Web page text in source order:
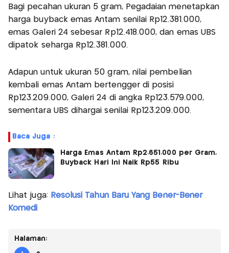
Bagi pecahan ukuran 5 gram, Pegadaian menetapkan
harga buyback emas Antam senilai Rp12.381.000,
emas Galeri 24 sebesar Rp12.418.000, dan emas UBS
dipatok seharga Rp12.381.000.
Adapun untuk ukuran 50 gram, nilai pembelian
kembali emas Antam bertengger di posisi
Rp123.209.000, Galeri 24 di angka Rp123.579.000,
sementara UBS dihargai senilai Rp123.209.000.
Baca Juga :
Harga Emas Antam Rp2.651.000 per Gram,
Buyback Hari Ini Naik Rp55 Ribu
Lihat juga: Resolusi Tahun Baru Yang Bener-Bener
Komedi
Halaman: